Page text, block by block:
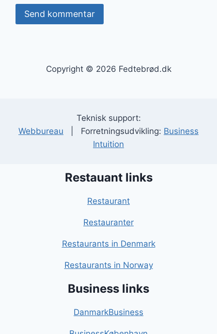
Copyright © 2026 Fedtebrød.dk
Teknisk support:
Webbureau | Forretningsudvikling: Business
Intuition
Restauant links
Restaurant
Restauranter
Restaurants in Denmark
Restaurants in Norway
Business links
DanmarkBusiness